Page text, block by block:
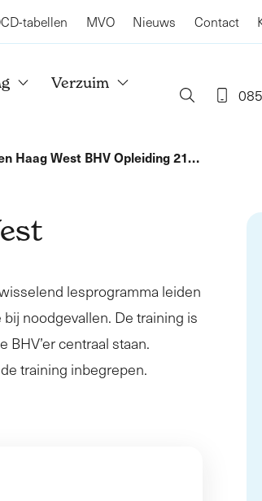
tabellen MVO Nieuws Contact
Verzuim
Haag West BHV Opleiding 21…
lesprogramma leiden
noodgevallen. De training is
centraal staan.
training inbegrepen.